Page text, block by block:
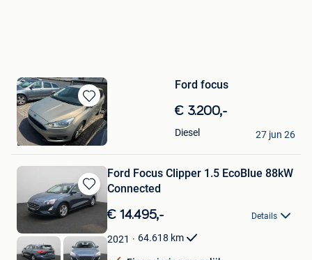
Bewaren
in
Mijn
Favorieten
Ford focus
€ 3.200,-
Diesel
Frederick
Beveren
27 jun 26
Bewaren
in
Mijn
Favorieten
Ford Focus Clipper 1.5 EcoBlue 88kW
Connected
€ 14.495,- Details
2021 64.618 km